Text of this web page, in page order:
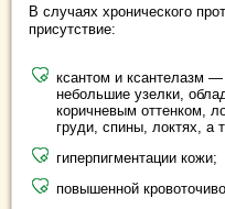
В случаях хронического
присутствие:
ксантом и ксантелазм
небольшие узелки,
коричневым оттенком,
груди, спины, локтях, а
гиперпигментации кожи;
повышенной